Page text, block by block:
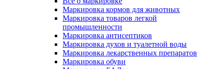
Маркировка кормов для животных
Маркировка товаров легкой
промышленности
Маркировка антисептиков
Маркировка духов и туалетной воды
Маркировка лекарственных препаратов
Маркировка обуви